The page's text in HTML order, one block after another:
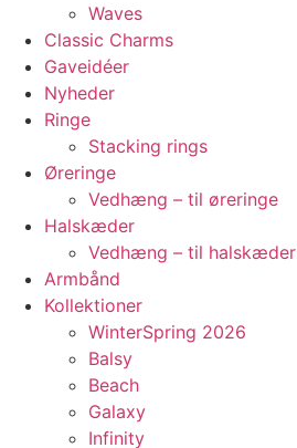
Waves
Classic Charms
Gaveidéer
Nyheder
Ringe
Stacking rings
Øreringe
Vedhæng – til øreringe
Halskæder
Vedhæng – til halskæder
Armbånd
Kollektioner
WinterSpring 2026
Balsy
Beach
Galaxy
Infinity